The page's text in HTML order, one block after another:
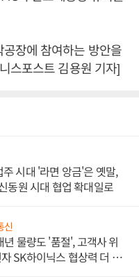
장에 참여하는 방안을
스포스트 김용원 기자]
주 시대 '라면 앙금'은 옛말,
동원 시대 협업 확대일로
신
물량도 '품절', 고객사 위
SK하이닉스 협상력 더 키